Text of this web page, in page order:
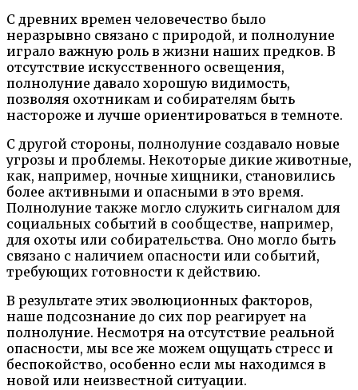
С древних времен человечество было
неразрывно связано с природой, и полнолуние
играло важную роль в жизни наших предков. В
отсутствие искусственного освещения,
полнолуние давало хорошую видимость,
позволяя охотникам и собирателям быть
настороже и лучше ориентироваться в темноте.
С другой стороны, полнолуние создавало новые
угрозы и проблемы. Некоторые дикие животные,
как, например, ночные хищники, становились
более активными и опасными в это время.
Полнолуние также могло служить сигналом для
социальных событий в сообществе, например,
для охоты или собирательства. Оно могло быть
связано с наличием опасности или событий,
требующих готовности к действию.
В результате этих эволюционных факторов,
наше подсознание до сих пор реагирует на
полнолуние. Несмотря на отсутствие реальной
опасности, мы все же можем ощущать стресс и
беспокойство, особенно если мы находимся в
новой или неизвестной ситуации.